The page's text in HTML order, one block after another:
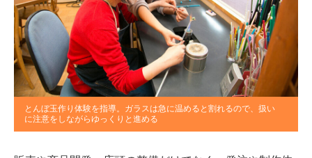
とんぼ玉作り体験を指導。ガラスは急に温めると割れるので、扱い
に注意をしながらゆっくりと進める